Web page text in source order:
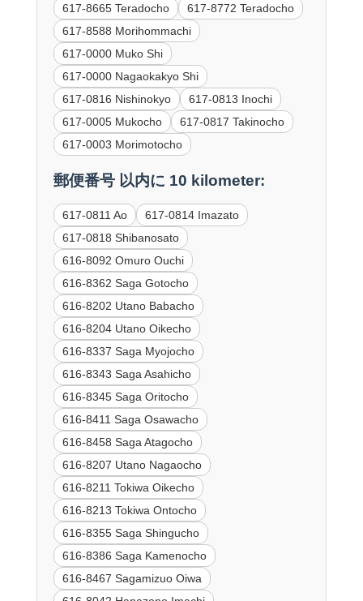
617-8665 Teradocho
617-8772 Teradocho
617-8588 Morihommachi
617-0000 Muko Shi
617-0000 Nagaokakyo Shi
617-0816 Nishinokyo
617-0813 Inochi
617-0005 Mukocho
617-0817 Takinocho
617-0003 Morimotocho
郵便番号 以内に 10 kilometer:
617-0811 Ao
617-0814 Imazato
617-0818 Shibanosato
616-8092 Omuro Ouchi
616-8362 Saga Gotocho
616-8202 Utano Babacho
616-8204 Utano Oikecho
616-8337 Saga Myojocho
616-8343 Saga Asahicho
616-8345 Saga Oritocho
616-8411 Saga Osawacho
616-8458 Saga Atagocho
616-8207 Utano Nagaocho
616-8211 Tokiwa Oikecho
616-8213 Tokiwa Ontocho
616-8355 Saga Shingucho
616-8386 Saga Kamenocho
616-8467 Sagamizuo Oiwa